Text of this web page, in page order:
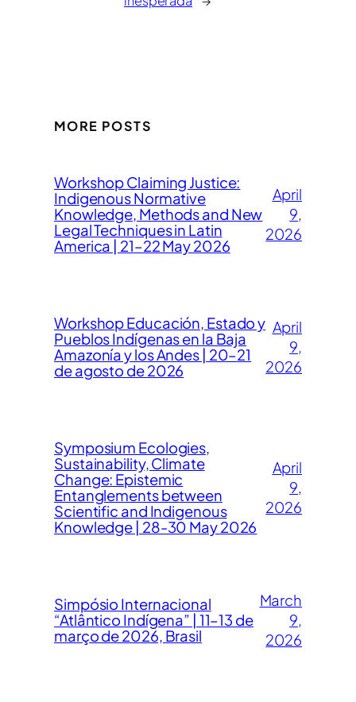
MORE POSTS
Workshop Claiming Justice:
Indigenous Normative
Knowledge, Methods and New
Legal Techniques in Latin
America | 21–22 May 2026
April
9,
2026
Workshop Educación, Estado y
Pueblos Indígenas en la Baja
Amazonía y los Andes | 20–21
de agosto de 2026
April
9,
2026
Symposium Ecologies,
Sustainability, Climate
Change: Epistemic
Entanglements between
Scientific and Indigenous
Knowledge | 28-30 May 2026
April
9,
2026
Simpósio Internacional
“Atlântico Indígena” | 11–13 de
março de 2026, Brasil
March
9,
2026